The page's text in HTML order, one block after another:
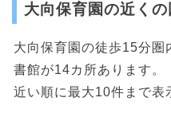
大向保育園の近く
大向保育園の徒歩15分圏
書館が14カ所あります。
近い順に最大10件まで表